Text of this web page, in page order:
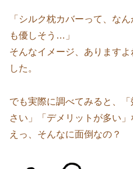
「シルク枕カバーって、な
も優しそう…」
そんなイメージ、あります
した。
でも実際に調べてみると、
さい」「デメリットが多い」
えっ、そんなに面倒なの？